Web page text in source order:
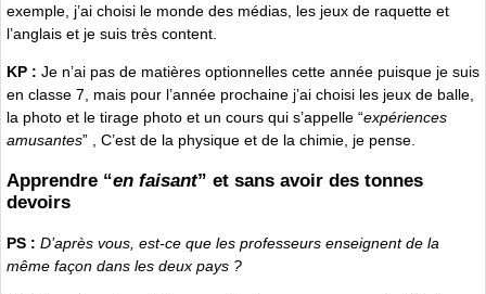
exemple, j’ai choisi le monde des médias, les jeux de raquette et
l’anglais et je suis très content.
KP : Je n’ai pas de matières optionnelles cette année puisque je suis
en classe 7, mais pour l’année prochaine j’ai choisi les jeux de balle,
la photo et le tirage photo et un cours qui s’appelle “expériences
amusantes” , C’est de la physique et de la chimie, je pense.
Apprendre “en faisant” et sans avoir des tonnes
devoirs
PS : D’après vous, est-ce que les professeurs enseignent de la
même façon dans les deux pays ?